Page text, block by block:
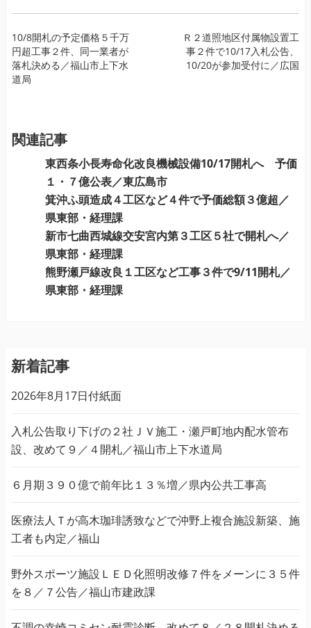
投
稿
ナ
ビ
シ
10/8開札の予定価格５千万
円超工事２件、同一業者が
落札決める／福山市上下水
道局
Ｒ２道照地区付属物設置工
事２件で10/17入札公告、
10/20が参加受付に／広国
関連記事
東西条小長寿命化改良機械設備10/17開札へ 予価
１・７億公表／東広島市
箕沖ふ頭造成４工区など４件で予価総額３億超／
県東部・経理課
新市七曲西城線交安宮内第３工区５社で開札へ／
県東部・経理課
熊野瀬戸線改良１工区など工事３件で9/11開札／
県東部・経理課
新着記事
2026年8月17日付紙面
入札公告取り下げの２社ＪＶ施工・瀬戸町地内配水管布
設、改めて９／４開札／福山市上下水道局
６月期３９０億で前年比１３％増／県内公共工事高
医療法人Ｔが高木珈琲誘致などで沖野上複合施設新築、施
工者も内定／福山
野外スポーツ施設ＬＥＤ化照明改修７件をメーンに３５件
を８／７公告／福山市建政課